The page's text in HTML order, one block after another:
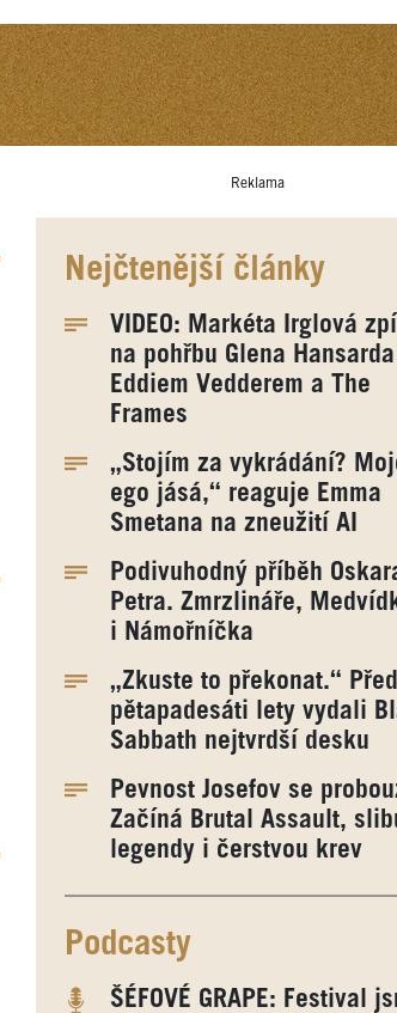
Reklama
Nejčtenější články
VIDEO: Markéta Irglová
na pohřbu Glena
Eddiem Vedderem a The
Frames
„Stojím za vykrádání?
ego jásá,“ reaguje Emma
Smetana na zneužití AI
Podivuhodný příběh
Petra. Zmrzlináře,
i Námořníčka
„Zkuste to překonat.“ Před
pětapadesáti lety vydali
Sabbath nejtvrdší desku
Pevnost Josefov se
Začíná Brutal Assault,
legendy i čerstvou krev
Podcasty
ŠÉFOVÉ GRAPE: Festival